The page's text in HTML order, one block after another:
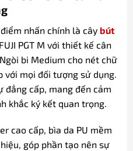
nhấn chính là cây bút
PGT M với thiết kế cân
bi Medium cho nét chữ
với mọi đối tượng sử dụng.
cấp, mang đến cảm
khắc ký kết quan trọng.
cao cấp, bìa da PU mềm
góp phần tạo nên sự